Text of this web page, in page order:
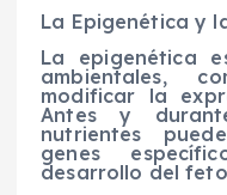
La Epigenética y
La epigenética
ambientales,
modificar la
Antes y
nutrientes
genes
desarrollo del